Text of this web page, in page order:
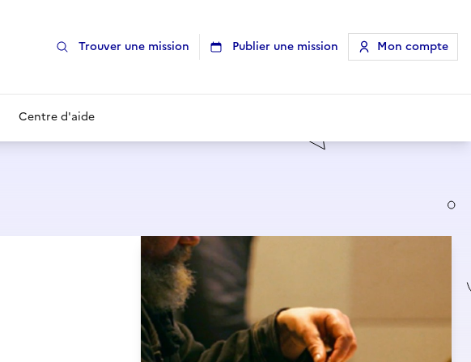
Trouver une mission Publier une mission Mon compte
Centre d'aide